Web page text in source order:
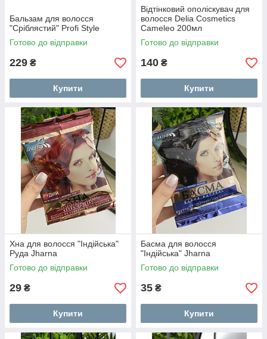
Бальзам для волосся
"Сріблястий" Profi Style
Готово до відправки
229 ₴
Купити
Відтінковий ополіскувач для
волосся Delia Cosmetics
Cameleo 200мл
Готово до відправки
140 ₴
Купити
Хна для волосся "Індійська"
Руда Jharna
Готово до відправки
29 ₴
Купити
Басма для волосся
"Індійська" Jharna
Готово до відправки
35 ₴
Купити